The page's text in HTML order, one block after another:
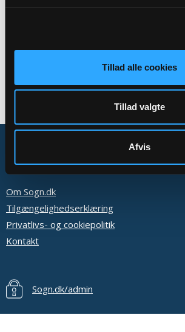
Tillad alle cookies
Tillad valgte
Afvis
Om Sogn.dk
Tilgængelighedserklæring
Privatlivs- og cookiepolitik
Kontakt
Sogn.dk/admin